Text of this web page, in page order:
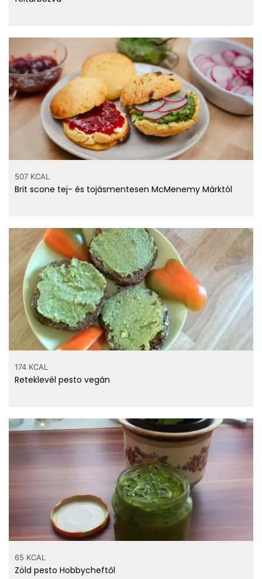
507 KCAL
Brit scone tej- és tojásmentesen McMenemy Márktól
174 KCAL
Reteklevél pesto vegán
65 KCAL
Zöld pesto Hobbycheftől